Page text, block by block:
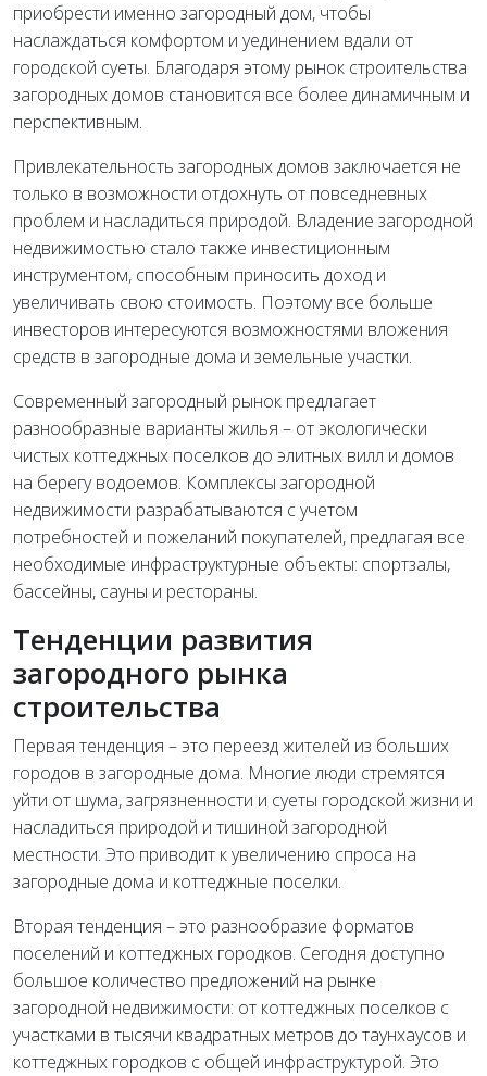
приобрести именно загородный дом, чтобы
наслаждаться комфортом и уединением вдали от
городской суеты. Благодаря этому рынок строительства
загородных домов становится все более динамичным и
перспективным.
Привлекательность загородных домов заключается не
только в возможности отдохнуть от повседневных
проблем и насладиться природой. Владение загородной
недвижимостью стало также инвестиционным
инструментом, способным приносить доход и
увеличивать свою стоимость. Поэтому все больше
инвесторов интересуются возможностями вложения
средств в загородные дома и земельные участки.
Современный загородный рынок предлагает
разнообразные варианты жилья – от экологически
чистых коттеджных поселков до элитных вилл и домов
на берегу водоемов. Комплексы загородной
недвижимости разрабатываются с учетом
потребностей и пожеланий покупателей, предлагая все
необходимые инфраструктурные объекты: спортзалы,
бассейны, сауны и рестораны.
Тенденции развития
загородного рынка
строительства
Первая тенденция – это переезд жителей из больших
городов в загородные дома. Многие люди стремятся
уйти от шума, загрязненности и суеты городской жизни и
насладиться природой и тишиной загородной
местности. Это приводит к увеличению спроса на
загородные дома и коттеджные поселки.
Вторая тенденция – это разнообразие форматов
поселений и коттеджных городков. Сегодня доступно
большое количество предложений на рынке
загородной недвижимости: от коттеджных поселков с
участками в тысячи квадратных метров до таунхаусов и
коттеджных городков с общей инфраструктурой. Это